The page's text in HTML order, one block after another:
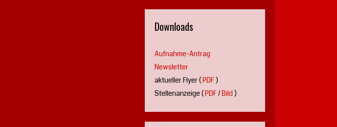
Downloads
Aufnahme-Antrag
Newsletter
aktueller Flyer (PDF)
Stellenanzeige (PDF/Bild )